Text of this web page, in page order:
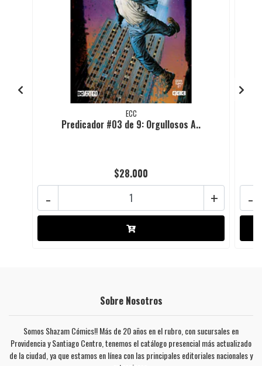
ECC
Predicador #03 de 9: Orgullosos A..
$28.000
+
- -
Sobre Nosotros
Somos Shazam Cómics!! Más de 20 años en el rubro, con sucursales en
Providencia y Santiago Centro, tenemos el catálogo presencial más actualizado
de la ciudad, ya que estamos en línea con las principales editoriales nacionales y